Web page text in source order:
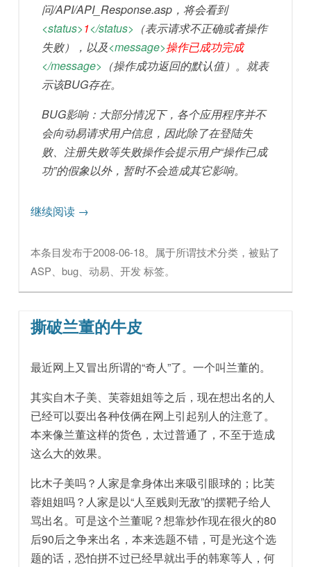
问/API/API_Response.asp，将会看到
<status>1</status> （表示请求不正确或者操作
失败），以及<message>操作已成功完成
</message> （操作成功返回的默认值）。就表
示该BUG存在。
BUG影响：大部分情况下，各个应用程序并不
会向动易请求用户信息，因此除了在登陆失
败、注册失败等失败操作会提示用户“操作已成
功”的假象以外，暂时不会造成其它影响。
继续阅读 →
本条目发布于2008-06-18。属于所谓技术分类，被贴了
ASP 、bug 、动易 、开发标签。
撕破兰董的牛皮
最近网上又冒出所谓的“奇人”了。一个叫兰董的。
其实自木子美、芙蓉姐姐等之后，现在想出名的人
已经可以耍出各种伎俩在网上引起别人的注意了。
本来像兰董这样的货色，太过普通了，不至于造成
这么大的效果。
比木子美吗？人家是拿身体出来吸引眼球的；比芙
蓉姐姐吗？人家是以“人至贱则无敌”的摆靶子给人
骂出名。可是这个兰董呢？想靠炒作现在很火的80
后90后之争来出名，本来选题不错，可是光这个选
题的话，恐怕拼不过已经早就出手的韩寒等人，何